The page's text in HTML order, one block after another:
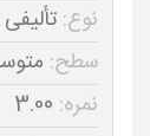
نوع: تألیفی
سطح:
نمره: 3.00